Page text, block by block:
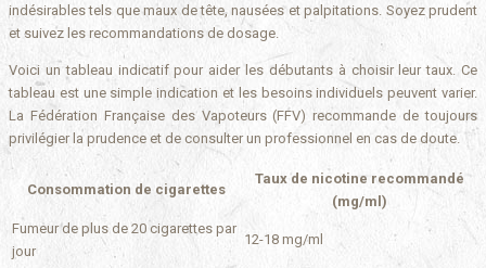
indésirables tels que maux de tête, nausées et palpitations. Soyez prudent
et suivez les recommandations de dosage.
Voici un tableau indicatif pour aider les débutants à choisir leur taux. Ce
tableau est une simple indication et les besoins individuels peuvent varier.
La Fédération Française des Vapoteurs (FFV) recommande de toujours
privilégier la prudence et de consulter un professionnel en cas de doute.
Consommation de cigarettes
Taux de nicotine recommandé
(mg/ml)
Fumeur de plus de 20 cigarettes par
jour
12-18 mg/ml